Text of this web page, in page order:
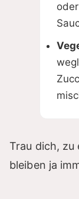
Trau dich, zu
bleiben ja